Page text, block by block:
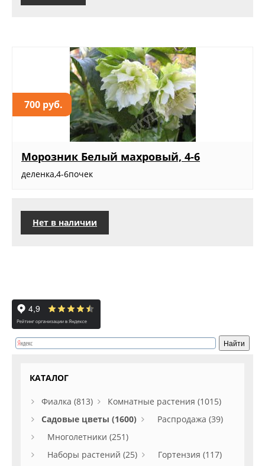
700 руб.
Морозник Белый махровый, 4-6
деленка,4-6почек
Нет в наличии
КАТАЛОГ
Фиалка (813)
Комнатные растения (1015)
Садовые цветы (1600)
Распродажа (39)
Многолетники (251)
Наборы растений (25)
Гортензия (117)